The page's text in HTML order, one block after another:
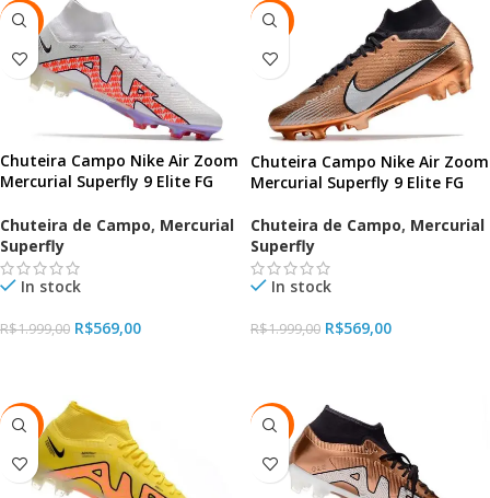
-72%
Chuteira Campo Nike Air Zoom
Mercurial Superfly 9 Elite FG
Chuteira de Campo, Mercurial
Superfly
In stock
R$1.999,00 R$569,00
-72%
Chuteira Campo Nike Air Zoom
Mercurial Superfly 9 Elite FG
Chuteira de Campo, Mercurial
Superfly
In stock
R$1.999,00 R$569,00
-34% -34%